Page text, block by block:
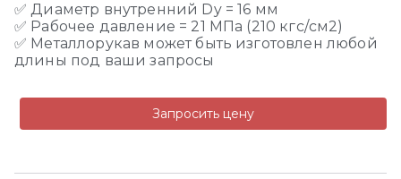
✅ Диаметр внутренний Dy = 16 мм
✅ Рабочее давление = 21 МПа (210 кгс/см2)
✅ Металлорукав может быть изготовлен любой
длины под ваши запросы
Запросить цену